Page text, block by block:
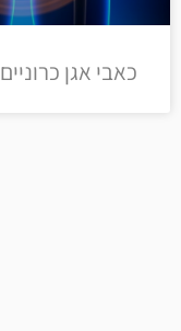
כאבי אגן כרוניים